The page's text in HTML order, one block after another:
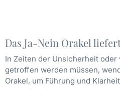
Das Ja-Nein Orakel
In Zeiten der Unsicherheit oder
getroffen werden müssen,
Orakel, um Führung und